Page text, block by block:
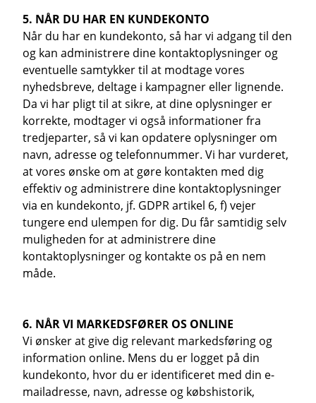
5. NÅR DU HAR EN KUNDEKONTO
Når du har en kundekonto, så har vi adgang til den
og kan administrere dine kontaktoplysninger og
eventuelle samtykker til at modtage vores
nyhedsbreve, deltage i kampagner eller lignende.
Da vi har pligt til at sikre, at dine oplysninger er
korrekte, modtager vi også informationer fra
tredjeparter, så vi kan opdatere oplysninger om
navn, adresse og telefonnummer. Vi har vurderet,
at vores ønske om at gøre kontakten med dig
effektiv og administrere dine kontaktoplysninger
via en kundekonto, jf. GDPR artikel 6, f) vejer
tungere end ulempen for dig. Du får samtidig selv
muligheden for at administrere dine
kontaktoplysninger og kontakte os på en nem
måde.
6. NÅR VI MARKEDSFØRER OS ONLINE
Vi ønsker at give dig relevant markedsføring og
information online. Mens du er logget på din
kundekonto, hvor du er identificeret med din e-
mailadresse, navn, adresse og købshistorik,